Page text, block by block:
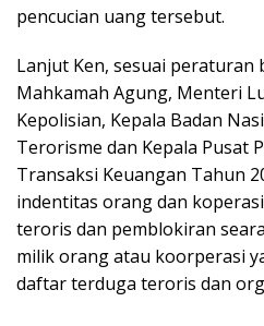
pencucian uang tersebut.
Lanjut Ken, sesuai peraturan
Mahkamah Agung, Menteri
Kepolisian, Kepala Badan
Terorisme dan Kepala Pusat
Transaksi Keuangan Tahun
indentitas orang dan
teroris dan pemblokiran
milik orang atau koorperasi
daftar terduga teroris dan